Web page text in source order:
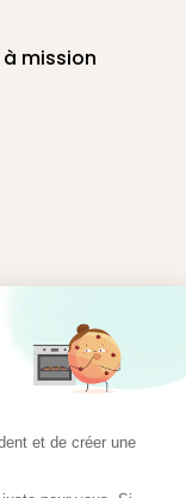
et de créer une
mission